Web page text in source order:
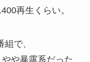
再生くらい。
で、
や暴露系だった